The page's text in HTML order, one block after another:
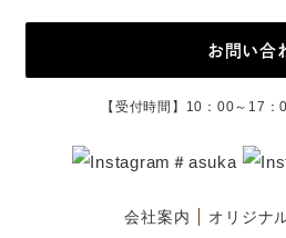
お問い合
【受付時間】10：00～17：
＃asuka
会社案内 オリジナ